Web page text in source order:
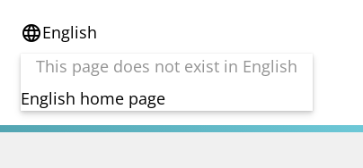
languageEnglish
This page does not exist in English
English home page